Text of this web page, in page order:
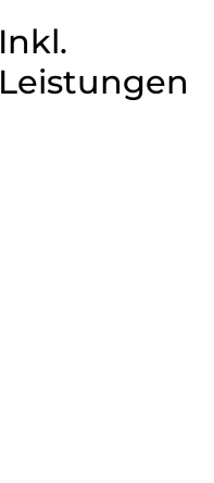
Inkl.
Leistungen